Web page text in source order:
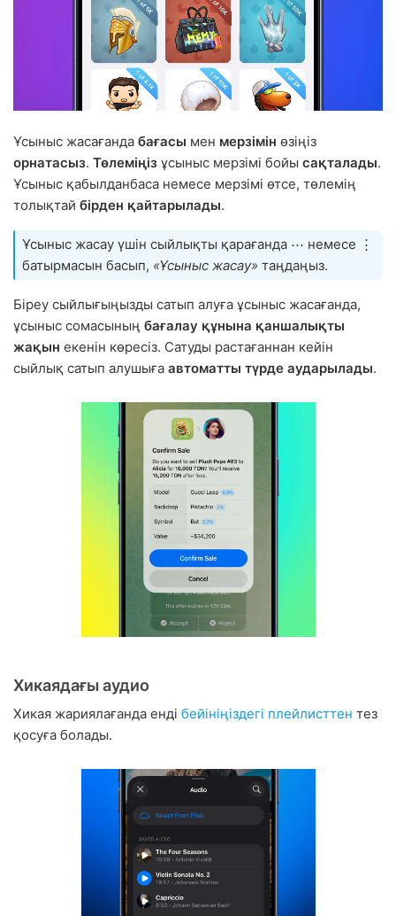
Ұсыныс жасағанда бағасы мен мерзімін өзіңіз
орнатасыз. Төлеміңіз ұсыныс мерзімі бойы сақталады.
Ұсыныс қабылданбаса немесе мерзімі өтсе, төлемің
толықтай бірден қайтарылады.
Ұсыныс жасау үшін сыйлықты қарағанда ⋯ немесе ⋮
батырмасын басып, «Ұсыныс жасау» таңдаңыз.
Біреу сыйлығыңызды сатып алуға ұсыныс жасағанда,
ұсыныс сомасының бағалау құнына қаншалықты
жақын екенін көресіз. Сатуды растағаннан кейін
сыйлық сатып алушыға автоматты түрде аударылады.
Хикаядағы аудио
Хикая жариялағанда енді бейініңіздегі плейлисттен тез
қосуға болады.